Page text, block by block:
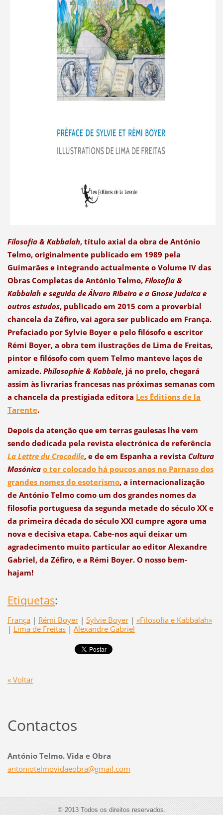
Filosofia & Kabbalah, título axial da obra de António
Telmo, originalmente publicado em 1989 pela
Guimarães e integrando actualmente o Volume IV das
Obras Completas de António Telmo, Filosofia &
Kabbalah e seguida de Álvaro Ribeiro e a Gnose Judaica e
outros estudos, publicado em 2015 com a proverbial
chancela da Zéfiro, vai agora ser publicado em França.
Prefaciado por Sylvie Boyer e pelo filósofo e escritor
Rémi Boyer, a obra tem ilustrações de Lima de Freitas,
pintor e filósofo com quem Telmo manteve laços de
amizade. Philosophie & Kabbale, já no prelo, chegará
assim às livrarias francesas nas próximas semanas com
a chancela da prestigiada editora Les Éditions de la
Tarente.
Depois da atenção que em terras gaulesas lhe vem
sendo dedicada pela revista electrónica de referência
La Lettre du Crocodile, e de em Espanha a revista Cultura
Masónica o ter colocado há poucos anos no Parnaso dos
grandes nomes do esoterismo, a internacionalização
de António Telmo como um dos grandes nomes da
filosofia portuguesa da segunda metade do século XX e
da primeira década do século XXI cumpre agora uma
nova e decisiva etapa. Cabe-nos aqui deixar um
agradecimento muito particular ao editor Alexandre
Gabriel, da Zéfiro, e a Rémi Boyer. O nosso bem-
hajam!
Etiquetas:
França | Rémi Boyer | Sylvie Boyer | «Filosofia e Kabbalah»
| Lima de Freitas | Alexandre Gabriel
« Voltar
Contactos
António Telmo. Vida e Obra
antoniotelmovidaeobra@gmail.com
© 2013 Todos os direitos reservados.